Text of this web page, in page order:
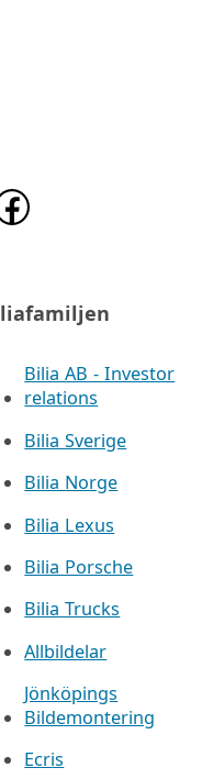
Bilia AB - Investor
relations
Bilia Sverige
Bilia Norge
Bilia Lexus
Bilia Porsche
Bilia Trucks
Allbildelar
Jönköpings
Bildemontering
Ecris